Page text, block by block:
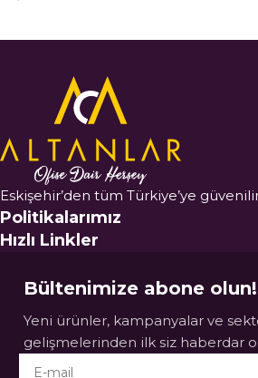
Eskişehir’den tüm Türkiye’ye
Politikalarımız
Hızlı Linkler
Bültenimize abone olun!
Yeni ürünler, kampanyalar ve
gelişmelerinden ilk siz haberdar